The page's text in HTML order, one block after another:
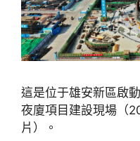
這是位于雄安新區啟
夜廈項目建設現場（
片）。